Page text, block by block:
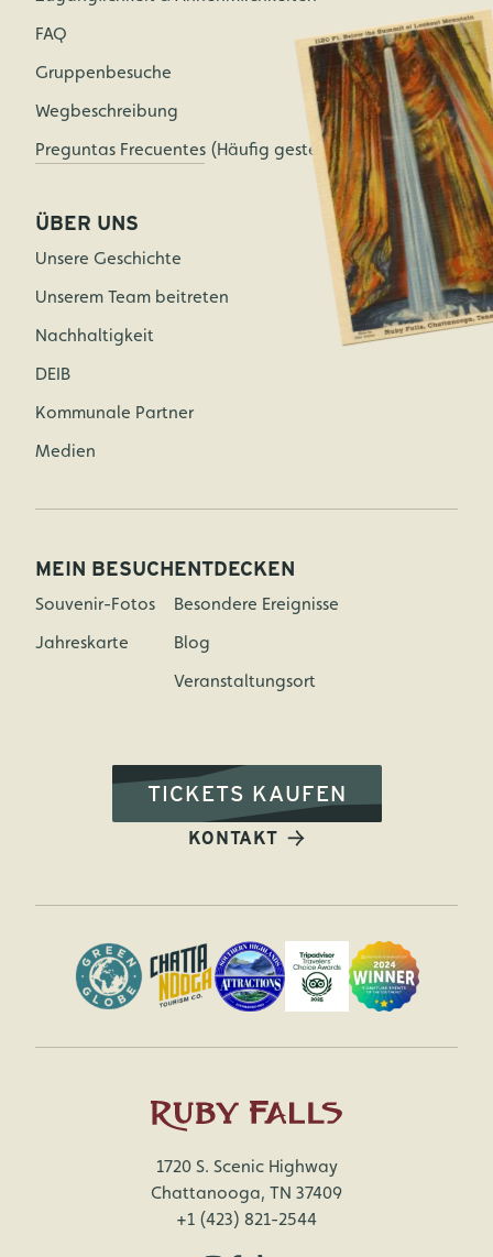
FAQ
Gruppenbesuche
Wegbeschreibung
Preguntas Frecuentes (Häufig gestellte Fragen)
ÜBER UNS
Unsere Geschichte
Unserem Team beitreten
Nachhaltigkeit
DEIB
Kommunale Partner
Medien
MEIN BESUCH
Souvenir-Fotos
Jahreskarte
ENTDECKEN
Besondere Ereignisse
Blog
Veranstaltungsort
TICKETS KAUFEN
KONTAKT
1720 S. Scenic Highway
Chattanooga, TN 37409
+1 (423) 821-2544